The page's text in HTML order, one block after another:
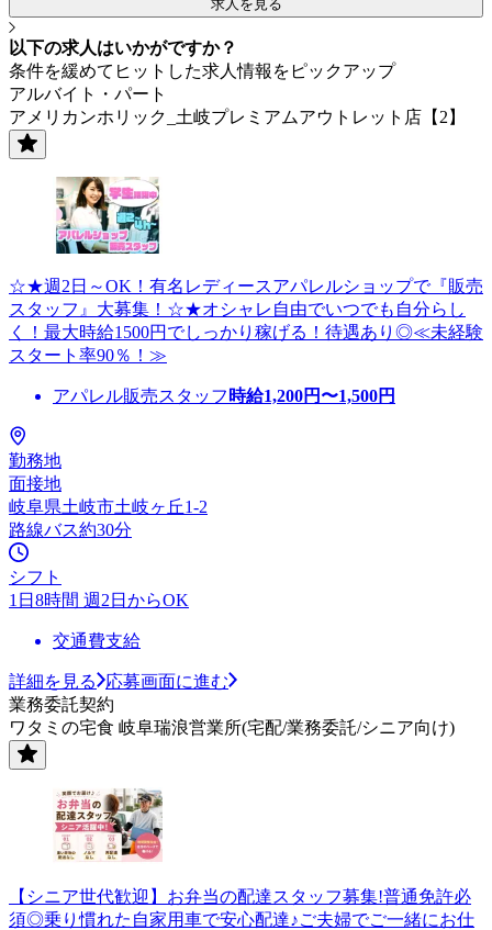
求人を見る
以下の求人はいかがですか？
条件を緩めてヒットした求人情報をピックアップ
アルバイト・パート
アメリカンホリック_土岐プレミアムアウトレット店【2】
☆★週2日～OK！有名レディースアパレルショップで『販売
スタッフ』大募集！☆★オシャレ自由でいつでも自分らし
く！最大時給1500円でしっかり稼げる！待遇あり◎≪未経験
スタート率90％！≫
アパレル販売スタッフ 時給1,200円〜1,500円
勤務地
面接地
岐阜県土岐市土岐ヶ丘1-2
路線バス約30分
シフト
1日8時間 週2日からOK
交通費支給
詳細を見る
応募画面に進む
業務委託契約
ワタミの宅食 岐阜瑞浪営業所(宅配/業務委託/シニア向け)
【シニア世代歓迎】お弁当の配達スタッフ募集!普通免許必
須◎乗り慣れた自家用車で安心配達♪ご夫婦でご一緒にお仕